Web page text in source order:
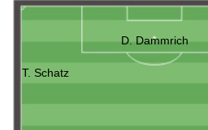
D. Dammrich
T. Schatz